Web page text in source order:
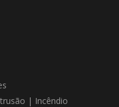
| Incêndio